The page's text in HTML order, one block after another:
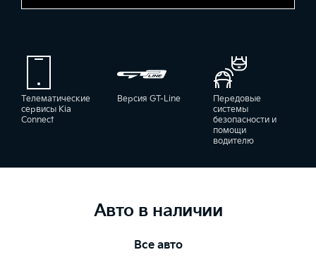
Телематические
сервисы Kia
Connect
Версия GT-Line
Передовые
системы
безопасности и
помощи
водителю
Авто в наличии
Все авто